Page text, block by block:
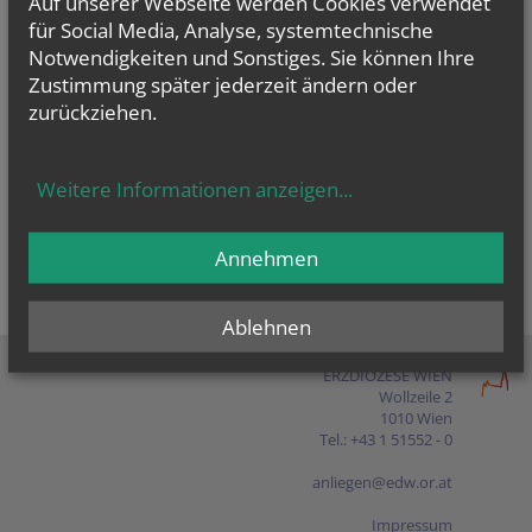
Presse
Shop
ERZDIÖZESE WIEN
Wollzeile 2
1010 Wien
Tel.: +43 1 51552 - 0
anliegen@edw.or.at
Impressum
für Social Media, Analyse, systemtechnische
Notwendigkeiten und Sonstiges. Sie können Ihre
Zustimmung später jederzeit ändern oder
zurückziehen.
Weitere Informationen anzeigen...
Ablehnen
Annehmen